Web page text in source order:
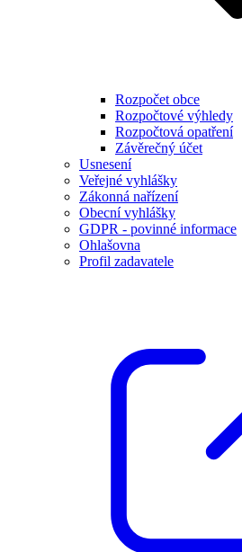
Rozpočet obce
Rozpočtové výhledy
Rozpočtová opatření
Závěrečný účet
Usnesení
Veřejné vyhlášky
Zákonná nařízení
Obecní vyhlášky
GDPR - povinné informace
Ohlašovna
Profil zadavatele